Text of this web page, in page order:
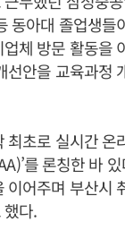
동아대 졸업생들
체 방문 활동을
선안을 교육과정
최초로 실시간 온
를 론칭한 바
이어주며 부산시
다.